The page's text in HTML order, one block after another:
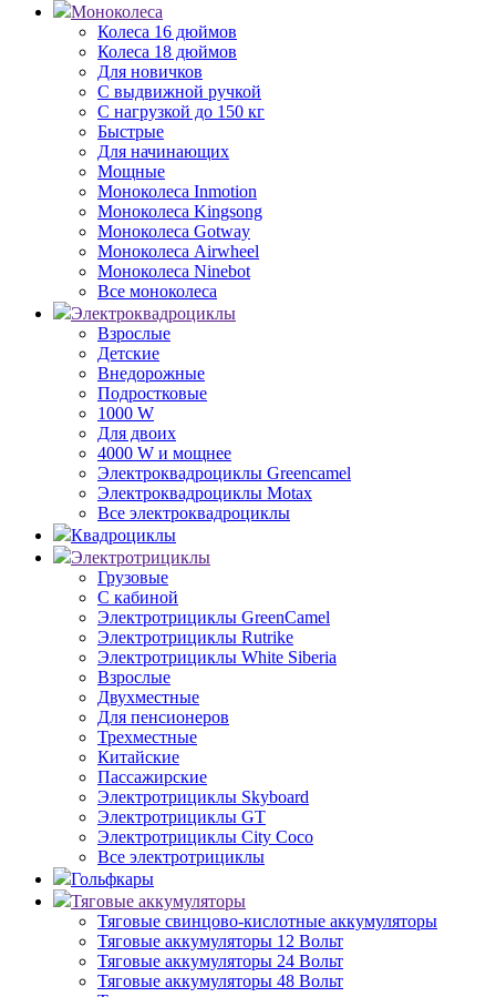
Моноколеса
Колеса 16 дюймов
Колеса 18 дюймов
Для новичков
С выдвижной ручкой
С нагрузкой до 150 кг
Быстрые
Для начинающих
Мощные
Моноколеса Inmotion
Моноколеса Kingsong
Моноколеса Gotway
Моноколеса Airwheel
Моноколеса Ninebot
Все моноколеса
Электроквадроциклы
Взрослые
Детские
Внедорожные
Подростковые
1000 W
Для двоих
4000 W и мощнее
Электроквадроциклы Greencamel
Электроквадроциклы Motax
Все электроквадроциклы
Квадроциклы
Электротрициклы
Грузовые
С кабиной
Электротрициклы GreenCamel
Электротрициклы Rutrike
Электротрициклы White Siberia
Взрослые
Двухместные
Для пенсионеров
Трехместные
Китайские
Пассажирские
Электротрициклы Skyboard
Электротрициклы GT
Электротрициклы City Coco
Все электротрициклы
Гольфкары
Тяговые аккумуляторы
Тяговые свинцово-кислотные аккумуляторы
Тяговые аккумуляторы 12 Вольт
Тяговые аккумуляторы 24 Вольт
Тяговые аккумуляторы 48 Вольт